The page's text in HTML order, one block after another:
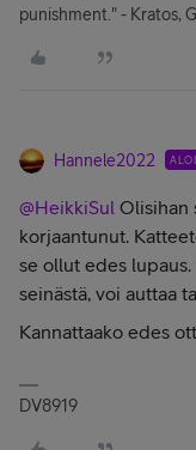
punishment." - Kratos,
Hannele2022
@HeikkiSul Olisihan
korjaantunut.
se ollut edes
seinästä, voi auttaa
Kannattaako edes
DV8919